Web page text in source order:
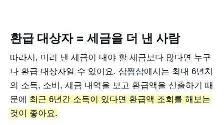
환급 대상자 = 세금을 더 낸 사람
따라서, 미리 낸 세금이 내야 할 세금보다 많다면 누구
나 환급 대상자일 수 있어요. 삼쩜삼에서는 최대 6년치
의 소득, 소비, 세금 내역을 보고 환급액을 산출하기 때
문에 최근 6년간 소득이 있다면 환급액 조회를 해보는
것이 좋아요.